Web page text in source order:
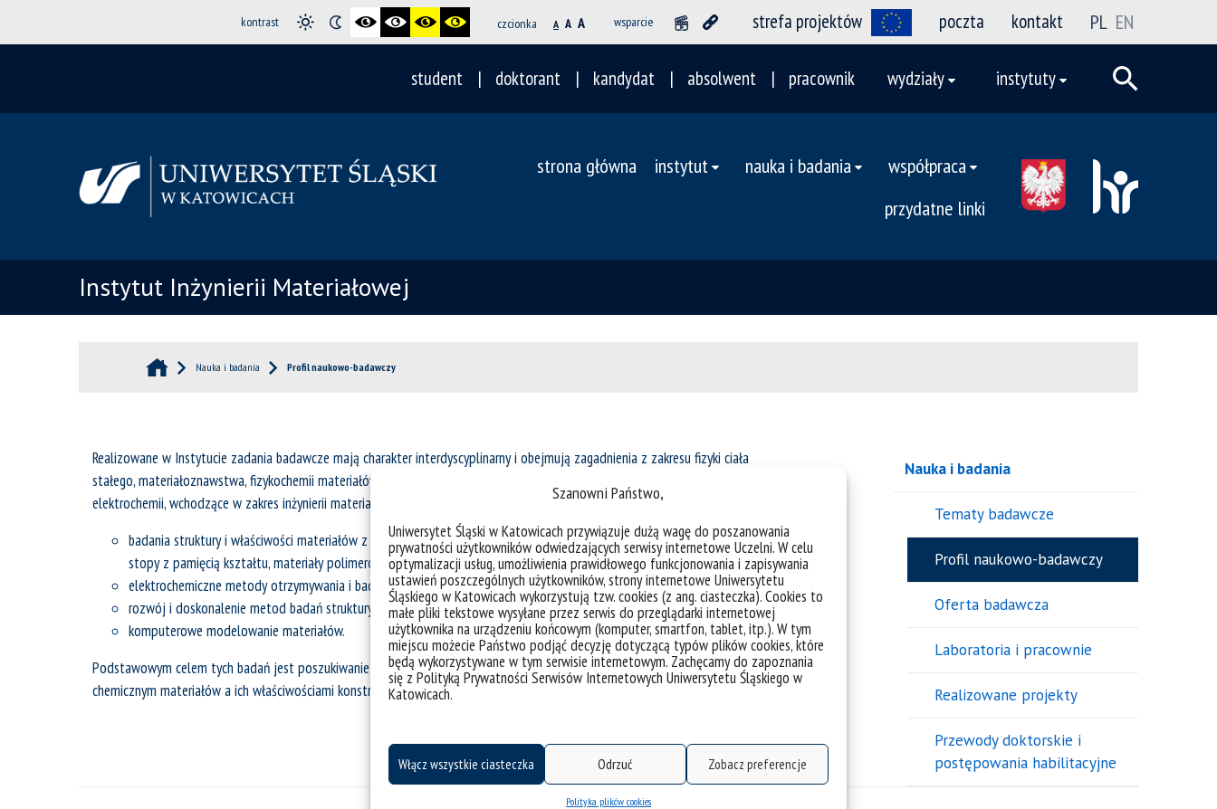
Szanowni Państwo,
Uniwersytet Śląski w Katowicach przywiązuje dużą wagę do poszanowania
prywatności użytkowników odwiedzających serwisy internetowe Uczelni. W celu
optymalizacji usług, umożliwienia prawidłowego funkcjonowania i zapisywania
ustawień poszczególnych użytkowników, strony internetowe Uniwersytetu
Śląskiego w Katowicach wykorzystują tzw. cookies (z ang. ciasteczka). Cookies to
małe pliki tekstowe wysyłane przez serwis do przeglądarki internetowej
użytkownika na urządzeniu końcowym (komputer, smartfon, tablet, itp.). W tym
miejscu możecie Państwo podjąć decyzję dotyczącą typów plików cookies, które
będą wykorzystywane w tym serwisie internetowym. Zachęcamy do zapoznania
się z Polityką Prywatności Serwisów Internetowych Uniwersytetu Śląskiego w
Katowicach.
Włącz wszystkie ciasteczka Odrzuć Zobacz preferencje
Polityka plików cookies
kontrast czcionka A A A wsparcie strefa projektów poczta kontakt PL EN
student doktorant kandydat absolwent pracownik wydziały instytuty
strona główna instytut nauka i badania
współpraca
przydatne linki
Instytut Inżynierii Materiałowej
Nauka i badania Profil naukowo-badawczy
Realizowane w Instytucie zadania badawcze mają charakter interdyscyplinarny i obejmują zagadnienia z zakresu fizyki ciała
stałego, materiałoznawstwa, fizykochemii materiałów, chemii i technologii polimerów oraz niektórych problemów
elektrochemii, wchodzące w zakres inżynierii materiałowej i nauki o materiałach i ukierunkowane są na:
badania struktury i właściwości materiałów z uwzględnieniem badań powierzchni (materiały metaliczne, biomateriały,
stopy z pamięcią kształtu, materiały polimerowe),
elektrochemiczne metody otrzymywania i badania materiałów,
rozwój i doskonalenie metod badań struktury atomowej, elektronowej i właściwości materiałów,
komputerowe modelowanie materiałów.
Podstawowym celem tych badań jest poszukiwanie i interpretowanie związków pomiędzy realną mikrostrukturą, składem
chemicznym materiałów a ich właściwościami konstrukcyjnymi i funkcjonalnymi oraz poszukiwanie obszarów ich zastosowań.
Nauka i badania
Tematy badawcze
Profil naukowo-badawczy
Oferta badawcza
Laboratoria i pracownie
Realizowane projekty
Przewody doktorskie i
postępowania habilitacyjne